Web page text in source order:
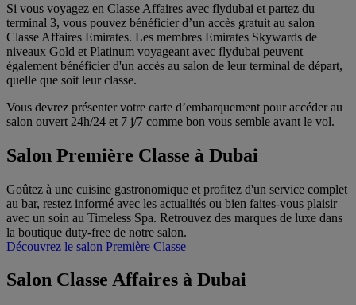
Si vous voyagez en Classe Affaires avec flydubai et partez du
terminal 3, vous pouvez bénéficier d’un accès gratuit au salon
Classe Affaires Emirates. Les membres Emirates Skywards de
niveaux Gold et Platinum voyageant avec flydubai peuvent
également bénéficier d'un accès au salon de leur terminal de départ,
quelle que soit leur classe.
Vous devrez présenter votre carte d’embarquement pour accéder au
salon ouvert 24h/24 et 7 j/7 comme bon vous semble avant le vol.
Salon Première Classe à Dubai
Goûtez à une cuisine gastronomique et profitez d'un service complet
au bar, restez informé avec les actualités ou bien faites-vous plaisir
avec un soin au Timeless Spa. Retrouvez des marques de luxe dans
la boutique duty-free de notre salon.
Découvrez le salon Première Classe
Salon Classe Affaires à Dubai